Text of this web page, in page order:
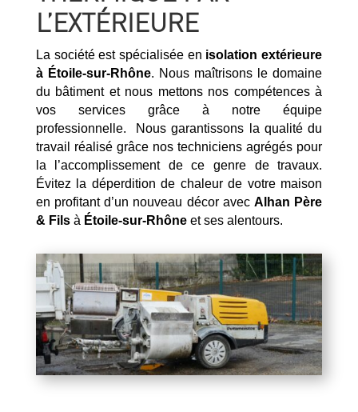
L’EXTÉRIEURE
La société est spécialisée en isolation extérieure
à Étoile-sur-Rhône. Nous maîtrisons le domaine
du bâtiment et nous mettons nos compétences à
vos services grâce à notre équipe
professionnelle. Nous garantissons la qualité du
travail réalisé grâce nos techniciens agrégés pour
la l’accomplissement de ce genre de travaux.
Évitez la déperdition de chaleur de votre maison
en profitant d’un nouveau décor avec Alhan Père
& Filsà Étoile-sur-Rhône et ses alentours.